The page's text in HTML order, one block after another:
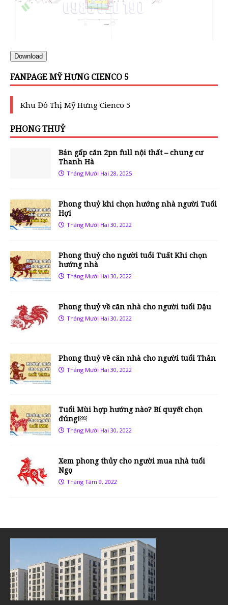
Download
FANPAGE MỸ HƯNG CIENCO 5
Khu Đô Thị Mỹ Hưng Cienco 5
PHONG THUỶ
Bán gấp căn 2pn full nội thất – chung cư
Thanh Hà
Tháng Mười Hai 28, 2025
Phong thuỷ khi chọn hướng nhà người Tuổi
Hợi
Tháng Mười Hai 30, 2022
Phong thuỷ cho người tuổi Tuất Khi chọn
hướng nhà
Tháng Mười Hai 30, 2022
Phong thuỷ về căn nhà cho người tuổi Dậu
Tháng Mười Hai 30, 2022
Phong thuỷ về căn nhà cho người tuổi Thân
Tháng Mười Hai 30, 2022
Tuổi Mùi hợp hướng nào? Bí quyết chọn
đúng!￼
Tháng Mười Hai 30, 2022
Xem phong thủy cho người mua nhà tuổi
Ngọ
Tháng Tám 9, 2022